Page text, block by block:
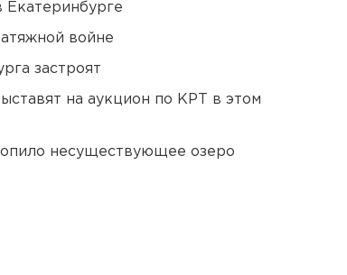
Екатеринбурге
войне
застроят
на аукцион по КРТ в этом
несуществующее озеро